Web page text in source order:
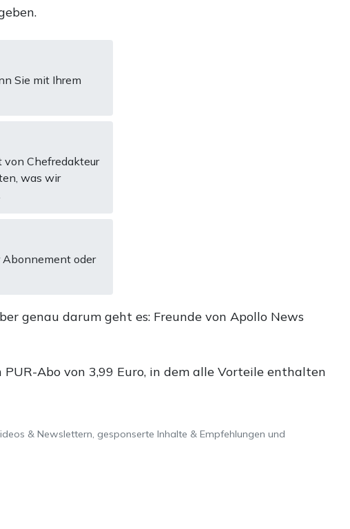
Sie mit Ihrem
von Chefredakteur
was wir
Abonnement oder
genau darum geht es: Freunde von Apollo News
Abo von 3,99 Euro, in dem alle Vorteile enthalten
& Newslettern, gesponserte Inhalte & Empfehlungen und